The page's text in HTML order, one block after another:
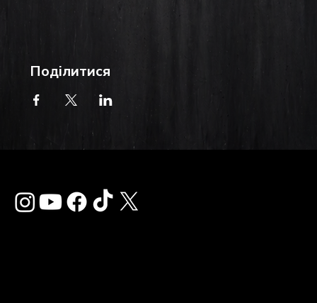
Поділитися